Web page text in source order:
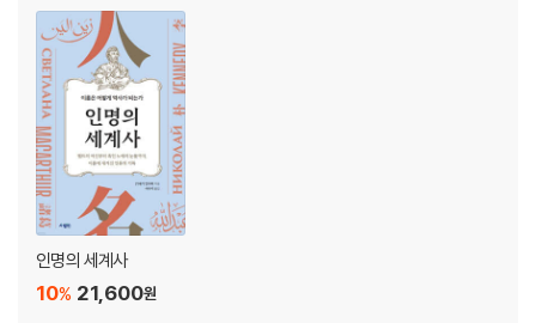
2,600년 전의 ‘뉴타운’
이스탄불이란?
햇볕에 그을린 사람의 나라
70개에 달하는 알렉산드리아
고대 로마인의 온천 찾기
동과 서
오리엔트와 옥시덴트
아수(assu)의 그 후
3장. 지명을 바꾼 게르만인의 대이동
켈트의 유산
인명의 세계사
21,600원
10%